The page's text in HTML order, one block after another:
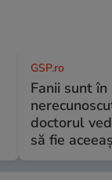
GSP.ro
Fanii sunt în
doctorul
să fie